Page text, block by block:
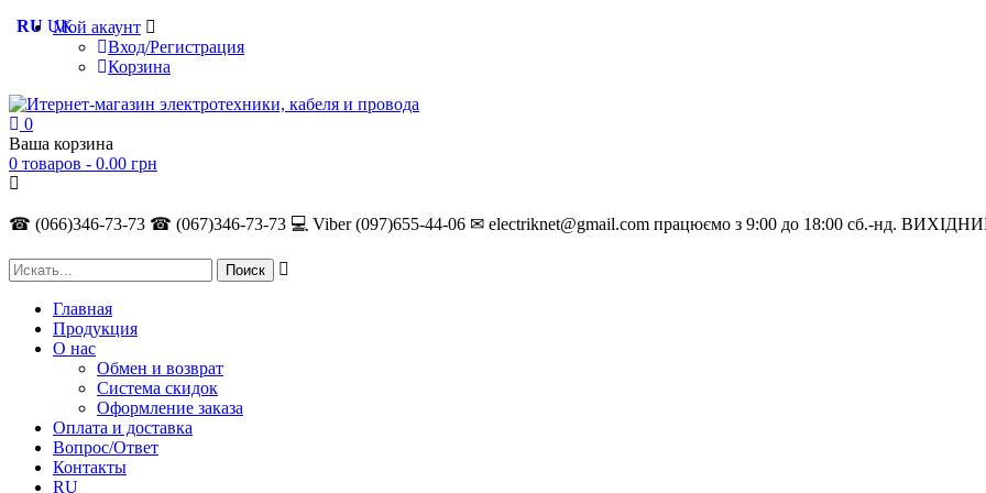
Мой акаунт
Вход/Регистрация
Корзина
0
Ваша корзина
0 товаров - 0.00 грн
☎ (066)346-73-73 ☎ (067)346-73-73 💻 Viber (097)655-44-06 ✉ electriknet@gmail.com працюємо з 9:00 до 18:00 сб.-нд.
Главная
Продукция
О нас
Обмен и возврат
Система скидок
Оформление заказа
Оплата и доставка
Вопрос/Ответ
Контакты
RU
RU UK